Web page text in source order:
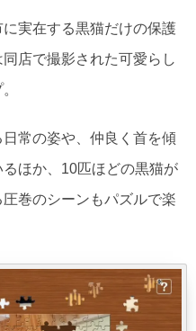
に実在する黒猫だけの保護
店で撮影された可愛らし
常の姿や、仲良く首を傾
ほか、10匹ほどの黒猫が
巻のシーンもパズルで楽